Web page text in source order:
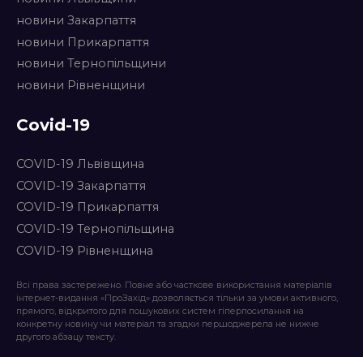
новини Закарпаття
новини Прикарпаття
новини Тернопільщини
новини Рівненщини
Covid-19
COVID-19 Львівщина
COVID-19 Закарпаття
COVID-19 Прикарпаття
COVID-19 Тернопільщина
COVID-19 Рівненщина
Всі права застережено. Повне або часткове використання матеріалів
інтернет-видання «ПроЗахід» дозволяється тільки за умови активного,
прямого, відкритого для пошукових систем гіперпосилання на
конкретну новину чи матеріал та згадки першоджерела не нижче
другого абзацу тексту.